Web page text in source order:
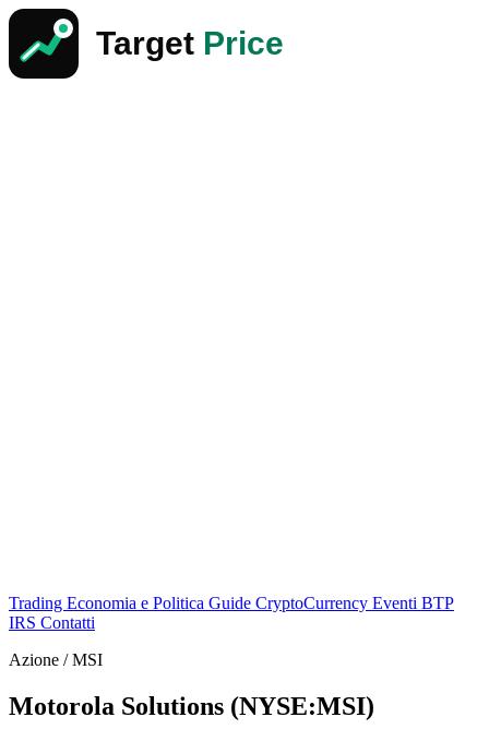
Trading Economia e Politica Guide CryptoCurrency Eventi BTP
IRS Contatti
Azione / MSI
Motorola Solutions (NYSE:MSI)